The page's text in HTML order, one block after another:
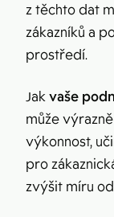
z těchto dat
zákazníků a
prostředí.
Jakvaše
může
výkonnost,
pro
zvýšit míru